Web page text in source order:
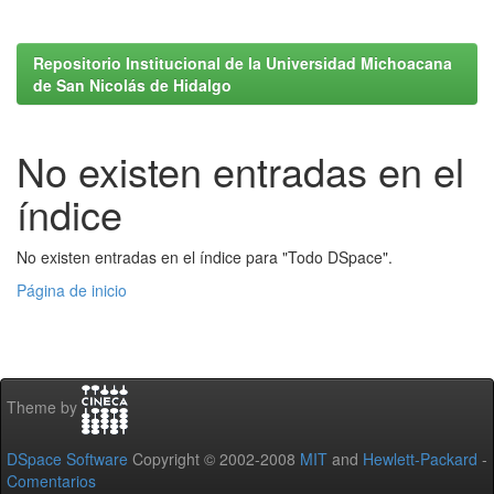
Repositorio Institucional de la Universidad Michoacana
de San Nicolás de Hidalgo
No existen entradas en el
índice
No existen entradas en el índice para "Todo DSpace".
Página de inicio
Theme by
DSpace Software Copyright © 2002-2008 MIT and Hewlett-Packard -
Comentarios